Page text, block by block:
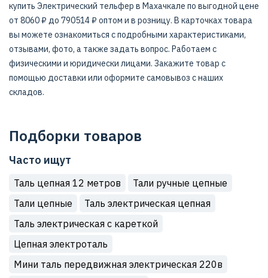
купить Электрический тельфер в Махачкале по выгодной цене
от 8060 ₽ до 790514 ₽ оптом и в розницу. В карточках товара
вы можете ознакомиться с подробными характеристиками,
отзывами, фото, а также задать вопрос. Работаем с
физическими и юридически лицами. Закажите товар с
помощью доставки или оформите самовывоз с наших
складов.
Подборки товаров
Часто ищут
Таль цепная 12 метров
Тали ручные цепные
Тали цепные
Таль электрическая цепная
Таль электрическая с кареткой
Цепная электроталь
Мини таль передвижная электрическая 220в